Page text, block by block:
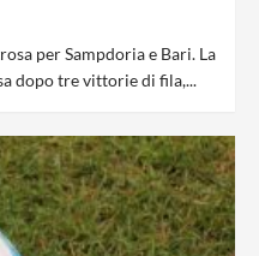
per Sampdoria e Bari. La
dopo tre vittorie di fila,...